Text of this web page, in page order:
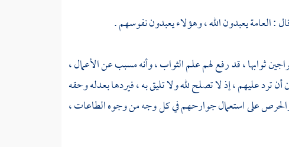
العامة يعبدون الله ، وهؤلاء يعبدون نفوسهم .
ثوابها ، قد رفع لهم علم الثواب ، وأنه مسبب عن الأعمال ،
ترد عليهم ، إذ لا تصلح لله ولا تليق به ، فيردها بعدله وحقه
على استعمال جوارحهم في كل وجه من وجوه الطاعات ،